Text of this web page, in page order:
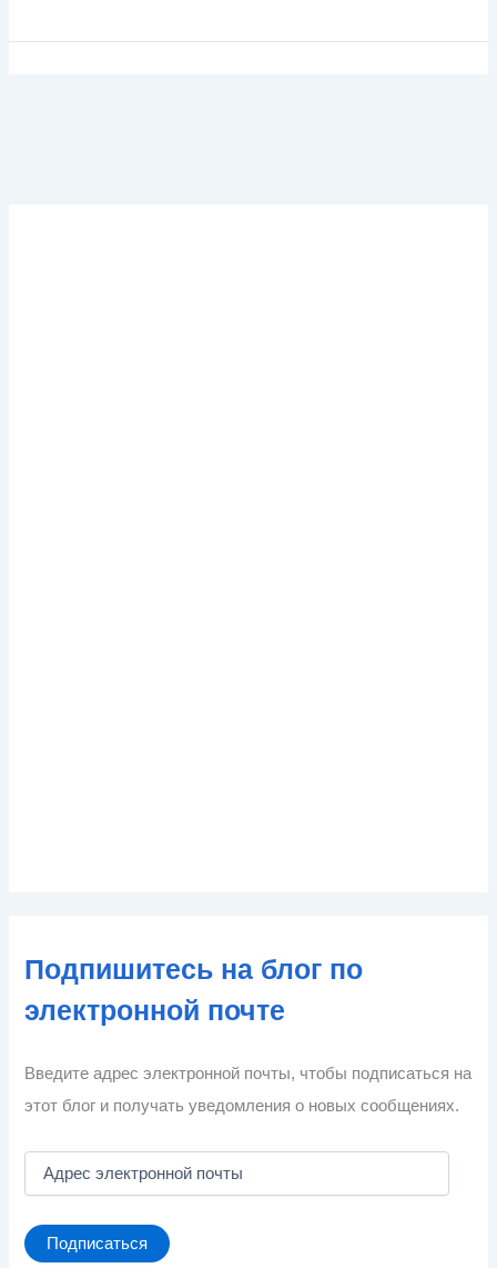
Подпишитесь на блог по
электронной почте
Введите адрес электронной почты, чтобы подписаться на
этот блог и получать уведомления о новых сообщениях.
е
с
Подписаться